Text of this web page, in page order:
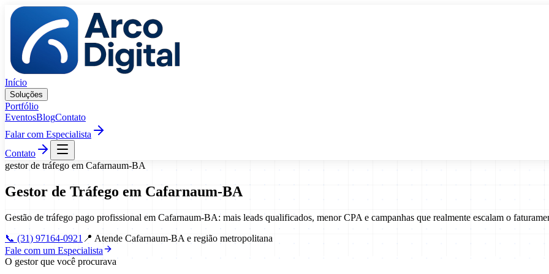
Pular para o conteúdo
Início
Soluções
Portfólio
EventosBlogContato
Falar com Especialista
Contato
gestor de tráfego em Cafarnaum-BA
Gestor de Tráfego em Cafarnaum-BA
Gestão de tráfego pago profissional em Cafarnaum-BA: mais leads qualificados, menor CPA e campanhas que realmente escalam o
📞 (31) 97164-0921 📍 Atende Cafarnaum-BA e região metropolitana
Fale com um Especialista
O gestor que você procurava